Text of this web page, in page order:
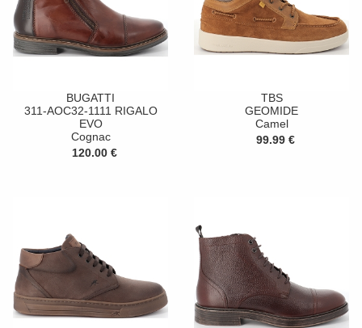
BUGATTI
311-AOC32-1111 RIGALO
EVO
Cognac
120.00 €
TBS
GEOMIDE
Camel
99.99 €